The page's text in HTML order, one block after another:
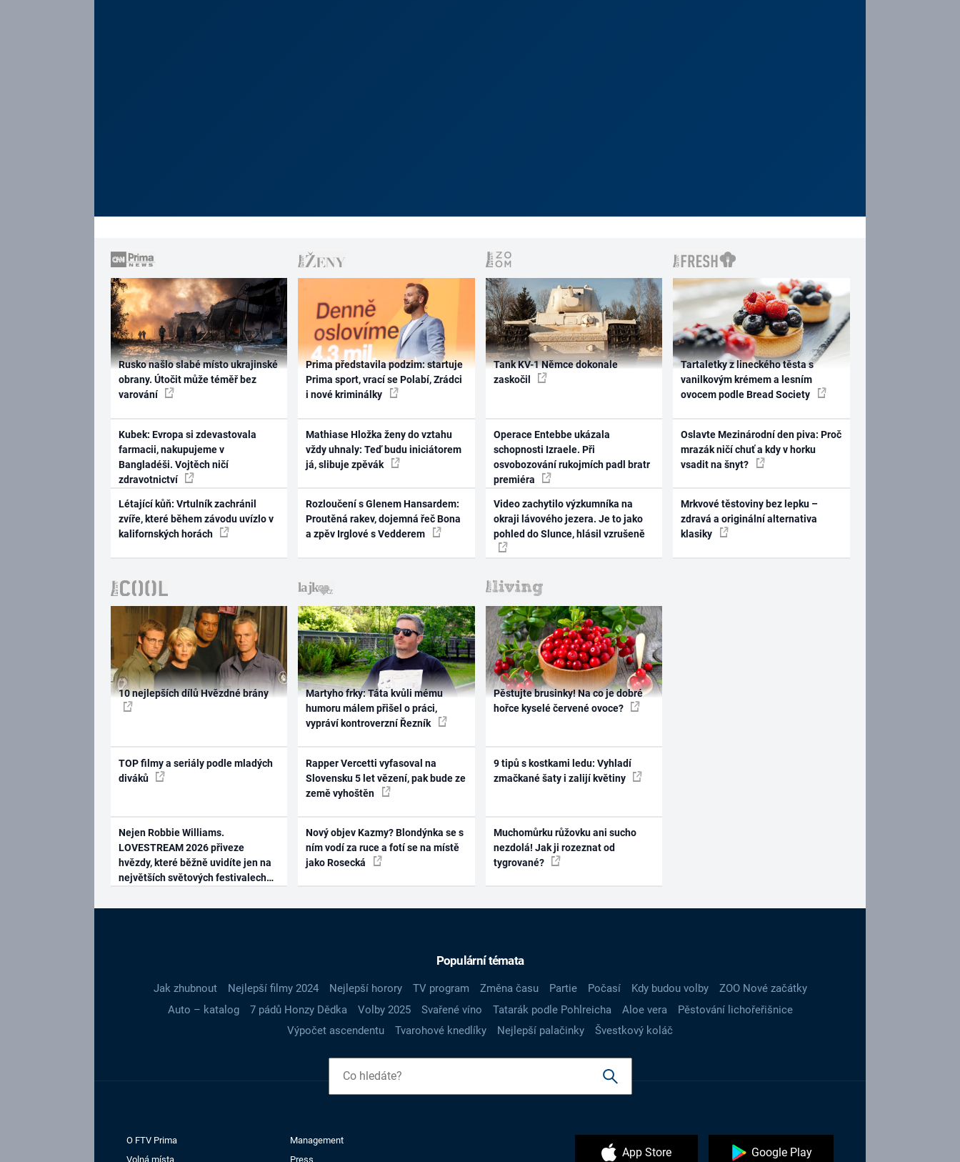
Rusko našlo slabé místo ukrajinské
obrany. Útočit může téměř bez
varování
Kubek: Evropa si zdevastovala
farmacii, nakupujeme v
Bangladéši. Vojtěch ničí
zdravotnictví
Létající kůň: Vrtulník zachránil
zvíře, které během závodu uvízlo v
kalifornských horách
Prima představila podzim: startuje
Prima sport, vrací se Polabí, Zrádci
i nové kriminálky
Mathiase Hložka ženy do vztahu
vždy uhnaly: Teď budu iniciátorem
já, slibuje zpěvák
Rozloučení s Glenem Hansardem:
Proutěná rakev, dojemná řeč Bona
a zpěv Irglové s Vedderem
Tank KV-1 Němce dokonale
zaskočil
Operace Entebbe ukázala
schopnosti Izraele. Při
osvobozování rukojmích padl bratr
premiéra
Video zachytilo výzkumníka na
okraji lávového jezera. Je to jako
pohled do Slunce, hlásil vzrušeně
Tartaletky z lineckého těsta s
vanilkovým krémem a lesním
ovocem podle Bread Society
Oslavte Mezinárodní den piva: Proč
mrazák ničí chuť a kdy v horku
vsadit na šnyt?
Mrkvové těstoviny bez lepku –
zdravá a originální alternativa
klasiky
10 nejlepších dílů Hvězdné brány
TOP filmy a seriály podle mladých
diváků
Nejen Robbie Williams.
LOVESTREAM 2026 přiveze
hvězdy, které běžně uvidíte jen na
největších světových festivalech
Martyho frky: Táta kvůli mému
humoru málem přišel o práci,
vypráví kontroverzní Řezník
Rapper Vercetti vyfasoval na
Slovensku 5 let vězení, pak bude ze
země vyhoštěn
Nový objev Kazmy? Blondýnka se s
ním vodí za ruce a fotí se na místě
jako Rosecká
Pěstujte brusinky! Na co je dobré
hořce kyselé červené ovoce?
9 tipů s kostkami ledu: Vyhladí
zmačkané šaty i zalijí květiny
Muchomůrku růžovku ani sucho
nezdolá! Jak ji rozeznat od
tygrované?
Populární témata
Jak zhubnout Nejlepší filmy 2024 Nejlepší horory TV program Změna času Partie Počasí Kdy budou volby
ZOO Nové začátky
Auto – katalog
7 pádů Honzy Dědka Volby 2025 Svařené víno Tatarák podle Pohlreicha Aloe vera
Pěstování lichořeřišnice
Výpočet ascendentu
Tvarohové knedlíky Nejlepší palačinky Švestkový koláč
O FTV Prima
Management
Volná místa
Press
App Store Google Play